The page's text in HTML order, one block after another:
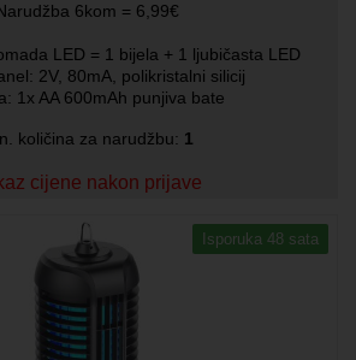
6kom = 6,99€
LED = 1 bijela + 1 ljubičasta LED
2V, 80mA, polikristalni silicij
1x AA 600mAh punjiva bate
količina za narudžbu: 1
cijene nakon prijave
Isporuka 48 sata